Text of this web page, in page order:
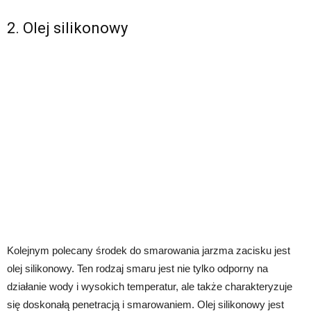
2. Olej silikonowy
Kolejnym polecany środek do smarowania jarzma zacisku jest
olej silikonowy. Ten rodzaj smaru jest nie tylko odporny na
działanie wody i wysokich temperatur, ale także charakteryzuje
się doskonałą penetracją i smarowaniem. Olej silikonowy jest